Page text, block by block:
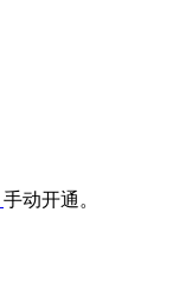
手动开通。